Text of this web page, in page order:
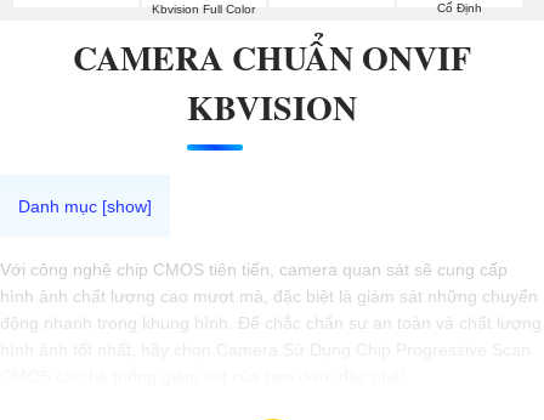
Kbvision Full Color
Cố Định
CAMERA CHUẨN ONVIF
KBVISION
Với công nghệ chip CMOS tiên tiến, camera quan sát sẽ cung cấp
hình ảnh chất lượng cao mượt mà, đặc biệt là giám sát những chuyển
động nhanh trong khung hình. Để chắc chắn sự an toàn và chất lượng